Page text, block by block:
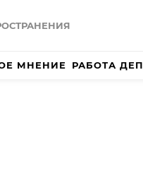
МНЕНИЕ РАБОТА